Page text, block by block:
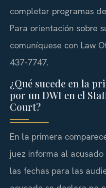
completar programas
Para orientación sobre
comuníquese con Law
437-7747.
¿Qué sucede en la
por un DWI en el
Court?
En la primera
juez informa al
las fechas para las